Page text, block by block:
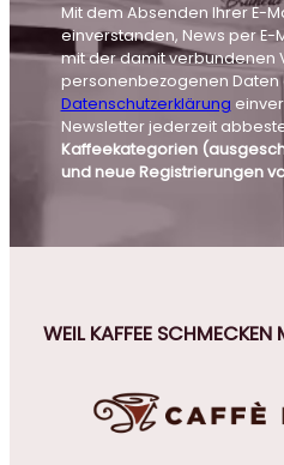
Mit dem Absenden Ihrer E-
einverstanden, News per E-
mit der damit verbundenen
personenbezogenen
Datenschutzerklärung
Newsletter jederzeit
Kaffeekategorien
und neue Registrierungen
WEIL KAFFEE SCHMECKEN